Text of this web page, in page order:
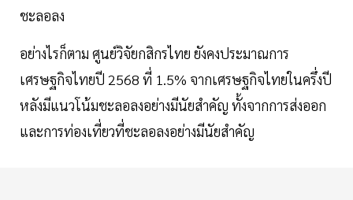
ชะลอลง
อย่างไรก็ตาม ศูนย์วิจัยกสิกรไทย ยังคงประมาณการ
เศรษฐกิจไทยปี 2568 ที่ 1.5% จากเศรษฐกิจไทยในครึ่งปี
หลังมีแนวโน้มชะลอลงอย่างมีนัยสำคัญ ทั้งจากการส่งออก
และการท่องเที่ยวที่ชะลอลงอย่างมีนัยสำคัญ